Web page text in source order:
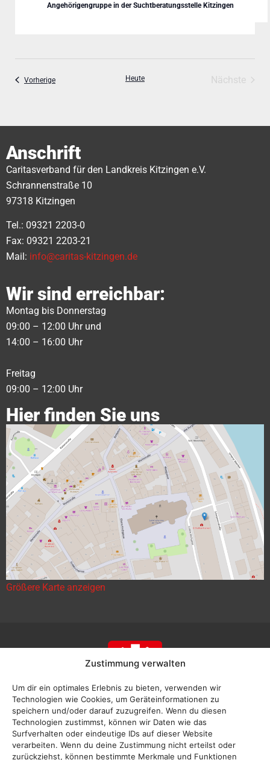
Zustimmung verwalten
Um dir ein optimales Erlebnis zu bieten, verwenden wir
Technologien wie Cookies, um Geräteinformationen zu
speichern und/oder darauf zuzugreifen. Wenn du diesen
Technologien zustimmst, können wir Daten wie das
Surfverhalten oder eindeutige IDs auf dieser Website
verarbeiten. Wenn du deine Zustimmung nicht erteilst oder
zurückziehst, können bestimmte Merkmale und Funktionen
Angehörigengruppe in der Suchtberatungsstelle Kitzingen
VorherigeVeranstaltungen Heute Nächste
Anschrift
Caritasverband für den Landkreis Kitzingen e.V.
Schrannenstraße 10
97318 Kitzingen
Tel.: 09321 2203-0
Fax: 09321 2203-21
Mail: info@caritas-kitzingen.de
Wir sind erreichbar:
Montag bis Donnerstag
09:00 – 12:00 Uhr und
14:00 – 16:00 Uhr
Freitag
09:00 – 12:00 Uhr
Hier finden Sie uns
Größere Karte anzeigen